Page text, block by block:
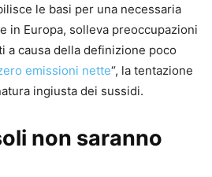
le basi per una necessaria
in Europa, solleva preoccupazioni
a causa della definizione poco
emissioni nette“, la tentazione
ingiusta dei sussidi.
non saranno